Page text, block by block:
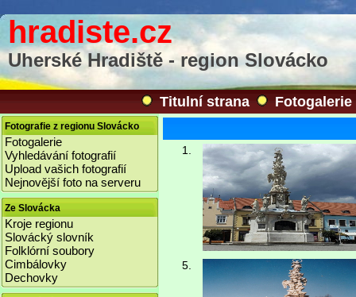
hradiste.cz
Uherské Hradiště - region Slovácko
Titulní strana Fotogalerie
Fotografie z regionu Slovácko
Fotogalerie
Vyhledávání fotografií
Upload vašich fotografií
Nejnovější foto na serveru
Ze Slovácka
Kroje regionu
Slovácký slovník
Folklórní soubory
Cimbálovky
Dechovky
1.
5.